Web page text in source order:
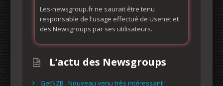
Les-newsgroup.fr ne saurait être tenu
responsable de l'usage effectué de Usenet et
des Newsgroups par ses utilisateurs.
L’actu des Newsgroups
GetNZB : Nouveau venu très intéressant !